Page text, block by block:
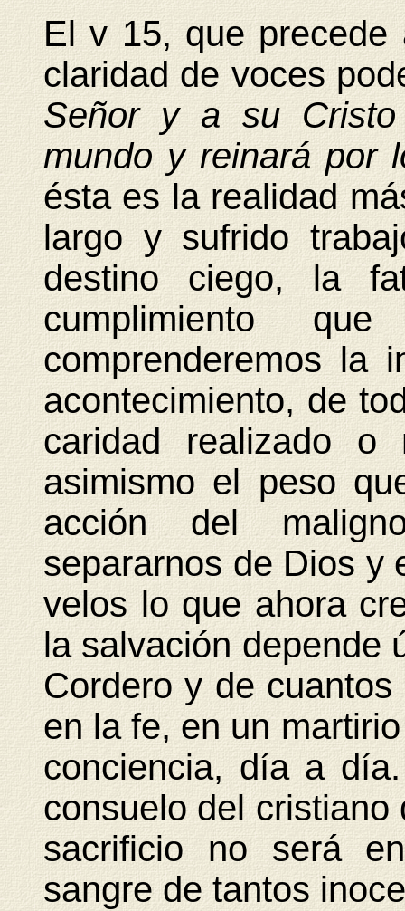
El v 15, que precede
claridad de voces
Señor y a su Cristo
mundo y reinará por
ésta es la realidad
largo y sufrido
destino ciego, la
cumplimiento
comprenderemos la
acontecimiento, de
caridad realizado o
asimismo el peso
acción del
separarnos de Dios y
velos lo que ahora
la salvación depende
Cordero y de
en la fe, en un
conciencia, día a
consuelo del
sacrificio no será
sangre de tantos